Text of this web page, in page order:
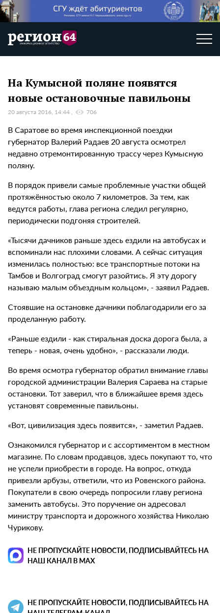
На Кумысной поляне появятся
новые остановочные павильоны
20 августа 2016, 14:44 706
В Саратове во время инспекционной поездки
губернатор Валерий Радаев 20 августа осмотрел
недавно отремонтированную трассу через Кумысную
поляну.
В порядок привели самые проблемные участки общей
протяжённостью около 7 километров. За тем, как
ведутся работы, глава региона следил регулярно,
периодически подгоняя строителей.
«Тысячи дачников раньше здесь ездили на автобусах и
вспоминали нас плохими словами. А сейчас ситуация
изменилась полностью: все транспортные потоки на
Тамбов и Волгоград смогут разойтись. Я эту дорогу
называю малым объездным кольцом», - заявил Радаев.
Стоявшие на остановке дачники поблагодарили его за
проделанную работу.
«Раньше ездили - как стиральная доска дорога была, а
теперь - новая, очень удобно», - рассказали люди.
Во время осмотра губернатор обратил внимание главы
городской администрации Валерия Сараева на старые
остановки. Тот заверил, что в ближайшее время здесь
установят современные павильоны.
«Вот, цивилизация здесь появится», - заметил Радаев.
Ознакомился губернатор и с ассортиментом в местном
магазине. По словам продавцов, здесь покупают то, что
не успели приобрести в городе. На вопрос, откуда
привезли арбузы, ответили, что из Ровенского района.
Покупатели в свою очередь попросили главу региона
заменить автобусы. Это поручение он адресовал
министру транспорта и дорожного хозяйства Николаю
Чурикову.
НЕ ПРОПУСКАЙТЕ НОВОСТИ, ПОДПИСЫВАЙТЕСЬ НА
НАШ КАНАЛ В MAX
НЕ ПРОПУСКАЙТЕ НОВОСТИ, ПОДПИСЫВАЙТЕСЬ НА